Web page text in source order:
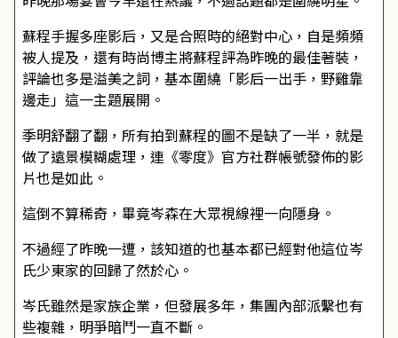
蘇程手握多座影后，又是合照時的絕對中心，自是頻頻
被人提及，還有時尚博主將蘇程評為昨晚的最佳著裝，
評論也多是溢美之詞，基本圍繞「影后一出手，野雞靠
邊走」這一主題展開。
季明舒翻了翻，所有拍到蘇程的圖不是缺了一半，就是
做了遠景模糊處理，連《零度》官方社群帳號發佈的影
片也是如此。
這倒不算稀奇，畢竟岑森在大眾視線裡一向隱身。
不過經了昨晚一遭，該知道的也基本都已經對他這位岑
氏少東家的回歸了然於心。
岑氏雖然是家族企業，但發展多年，集團內部派繫也有
些複雜，明爭暗鬥一直不斷。